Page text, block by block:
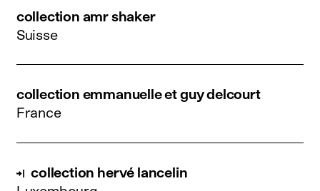
collection amr shaker
Suisse
collection emmanuelle et guy delcourt
France
collection hervé lancelin